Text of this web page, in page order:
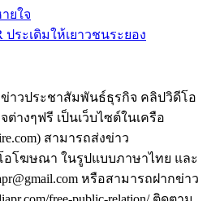
ยใจ
ประเดิมให้เยาวชนระยอง
รข่าวประชาสัมพันธ์ธุรกิจ คลิปวิดีโอ
างๆฟรี เป็นเว็บไซต์ในเครือ
สามารถส่งข่าว
โฆษณา ในรูปแบบภาษาไทย และ
หรือสามารถฝากข่าว